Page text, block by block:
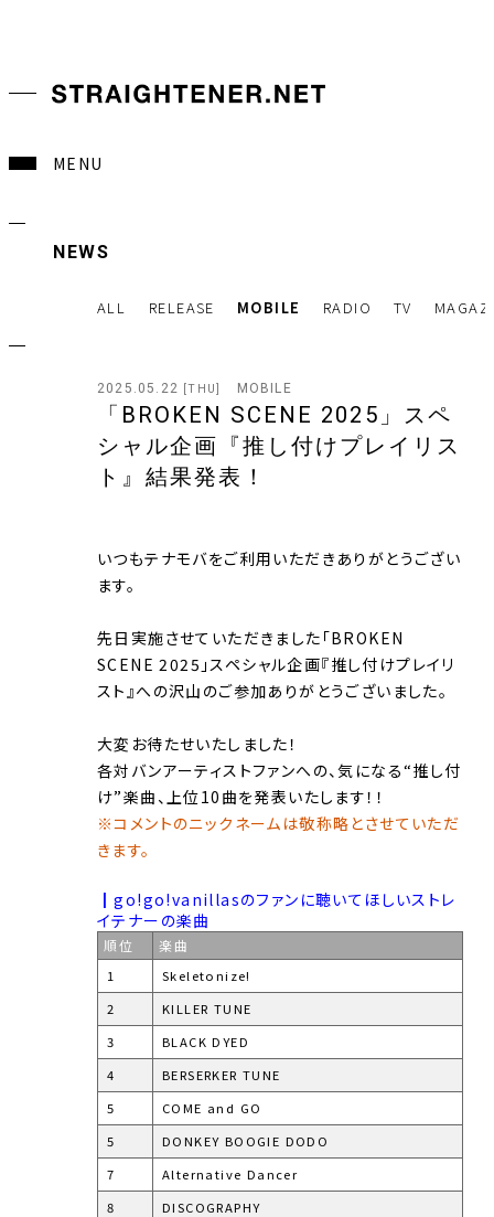
MENU
NEWS
ALL RELEASE MOBILE RADIO TV
2025.05.22 [THU] MOBILE
「BROKEN SCENE 2025」スペ
シャル企画『推し付けプレイリス
ト』結果発表！
いつもテナモバをご利用いただきありがとうござい
ます。
先日実施させていただきました「BROKEN
SCENE 2025」スペシャル企画『推し付けプレイリ
スト』への沢山のご参加ありがとうございました。
大変お待たせいたしました！
各対バンアーティストファンへの、気になる“推し付
け”楽曲、上位10曲を発表いたします！！
※コメントのニックネームは敬称略とさせていただ
きます。
┃go!go!vanillasのファンに聴いてほしいストレ
イテナーの楽曲
順位 楽曲
1
Skeletonize!
2
KILLER TUNE
3
BLACK DYED
4
BERSERKER TUNE
5
COME and GO
5
DONKEY BOOGIE DODO
7
Alternative Dancer
8
DISCOGRAPHY